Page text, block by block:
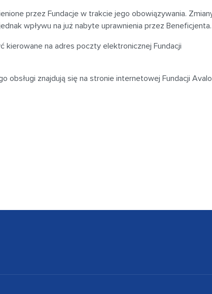
przez Fundacje w trakcie jego obowiązywania.
wpływu na już nabyte uprawnienia przez Beneficjenta.
kierowane na adres poczty elektronicznej Fundacji
obsługi znajdują się na stronie internetowej Fundacji